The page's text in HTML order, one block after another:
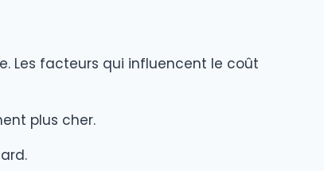
Les facteurs qui influencent le coût
plus cher.